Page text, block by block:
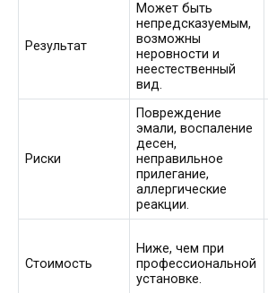
Результат
Может быть
непредсказуемым,
возможны
неровности и
неестественный
вид.
Риски
Повреждение
эмали, воспаление
десен,
неправильное
прилегание,
аллергические
реакции.
Стоимость
Ниже, чем при
профессиональной
установке.